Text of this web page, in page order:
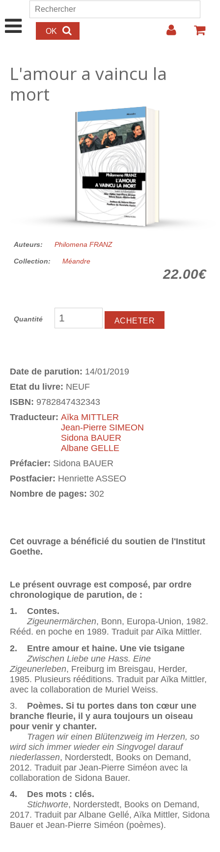
Aller au contenu principal
Formulaire de recherche
Rechercher
L'amour a vaincu la
mort
22.00€
Auteurs: Philomena FRANZ
Collection: Méandre
22.00€
Quantité
Date de parution: 14/01/2019
Etat du livre: NEUF
ISBN: 9782847432343
Traducteur: Aïka MITTLER
Jean-Pierre SIMEON
Sidona BAUER
Albane GELLE
Préfacier: Sidona BAUER
Postfacier: Henriette ASSEO
Nombre de pages: 302
Cet ouvrage a bénéficié du soutien de l'Institut
Goethe.
Le présent ouvrage est composé, par ordre
chronologique de parution, de :
1. Contes.
Zigeunermärchen, Bonn, Europa-Union, 1982.
Rééd. en poche en 1989. Traduit par Aïka Mittler.
2. Entre amour et haine. Une vie tsigane
Zwischen Liebe une Hass. Eine
Zigeunerleben, Freiburg im Breisgau, Herder,
1985. Plusieurs rééditions. Traduit par Aïka Mittler,
avec la collaboration de Muriel Weiss.
3. Poèmes. Si tu portes dans ton cœur une
branche fleurie, il y aura toujours un oiseau
pour venir y chanter.
Tragen wir einen Blütenzweig im Herzen, so
wird sich immer wieder ein Singvogel darauf
niederlassen, Norderstedt, Books on Demand,
2012. Traduit par Jean-Pierre Siméon avec la
collaboration de Sidona Bauer.
4. Des mots : clés.
Stichworte, Norderstedt, Books on Demand,
2017. Traduit par Albane Gellé, Aïka Mittler, Sidona
Bauer et Jean-Pierre Siméon (poèmes).